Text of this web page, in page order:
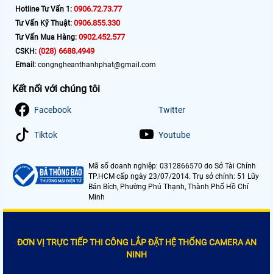
Hotline Tư Vấn 1: 0906.72.73.77
Tư Vấn Kỹ Thuật: 0906.855.330
Tư Vấn Mua Hàng: 0902.452.577
CSKH: (028) 6688.4949
Email: congngheanthanhphat@gmail.com
Kết nối với chúng tôi
Facebook Twitter
Tiktok Youtube
Mã số doanh nghiệp: 0312866570 do Sở Tài Chính
TP.HCM cấp ngày 23/07/2014. Trụ sở chính: 51 Lũy
Bán Bích, Phường Phú Thạnh, Thành Phố Hồ Chí
Minh
ĐƠN VỊ TRỰC TIẾP THI CÔNG LẮP ĐẶT HỆ THỐNG CAMERA AN
NINH